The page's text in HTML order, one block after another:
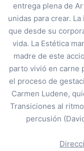
entrega plena de
unidas para crear.
que desde su
vida. La Estética
madre de este
parto vivió en carne
el proceso de
Carmen Ludene,
Transiciones al
percusión